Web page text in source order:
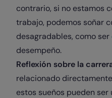
contrario, si no estamos
trabajo, podemos soñar
desagradables, como ser
desempeño.
Reflexión sobre la
relacionado
estos sueños pueden